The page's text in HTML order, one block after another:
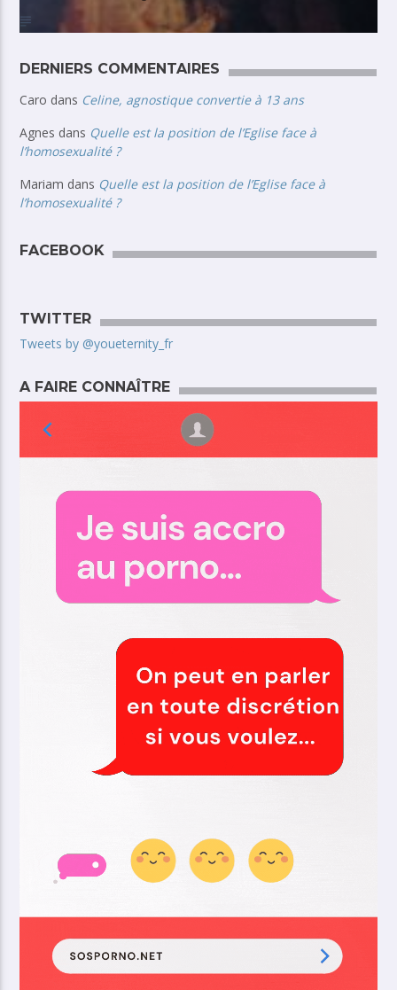
DERNIERS COMMENTAIRES
Caro dans Celine, agnostique convertie à 13 ans
Agnes dans Quelle est la position de l’Eglise face à
l’homosexualité ?
Mariam dans Quelle est la position de l’Eglise face à
l’homosexualité ?
FACEBOOK
TWITTER
Tweets by @youeternity_fr
A FAIRE CONNAÎTRE